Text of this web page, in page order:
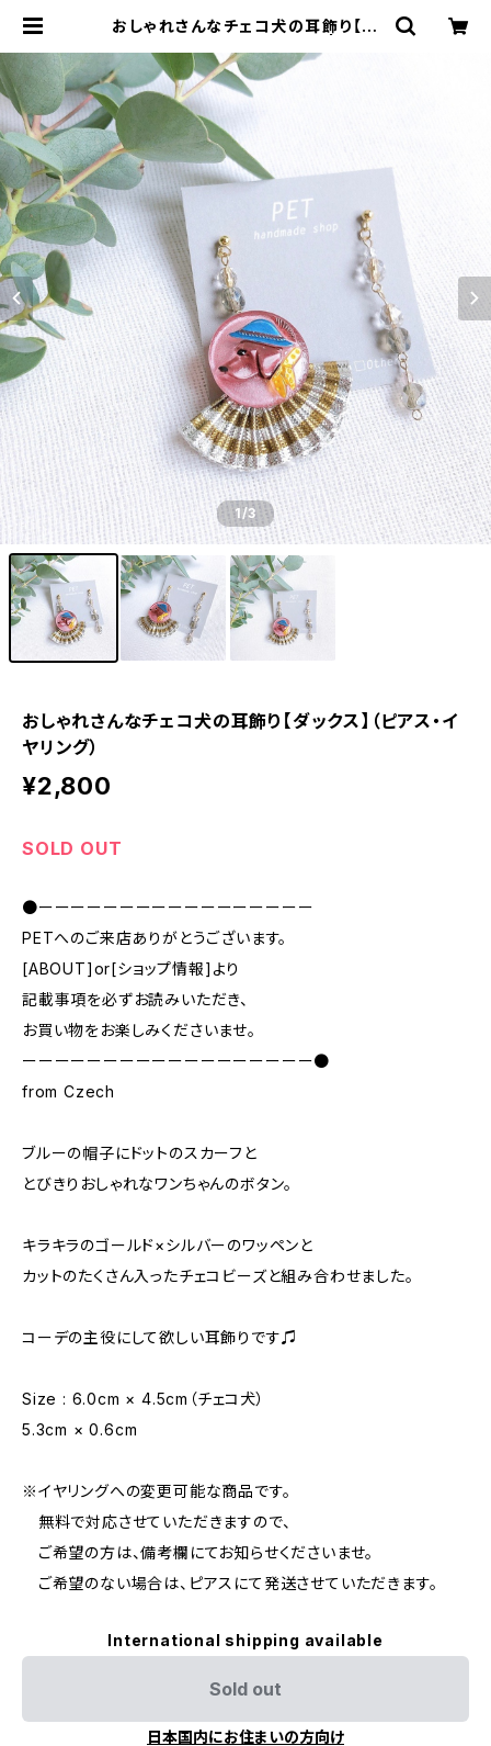
おしゃれさんなチェコ犬の耳飾り【ダ
インポートパーツ・ハンドメイドアクセ
サリー
1/3
おしゃれさんなチェコ犬の耳飾り【ダックス】（ピアス・イ
ヤリング）
¥2,800
SOLD OUT
●ーーーーーーーーーーーーーーーーー
PETへのご来店ありがとうございます。
[ABOUT]or[ショップ情報]より
記載事項を必ずお読みいただき、
お買い物をお楽しみくださいませ。
ーーーーーーーーーーーーーーーーーー●
from Czech
ブルーの帽子にドットのスカーフと
とびきりおしゃれなワンちゃんのボタン。
キラキラのゴールド×シルバーのワッペンと
カットのたくさん入ったチェコビーズと組み合わせました。
コーデの主役にして欲しい耳飾りです♫
Size : 6.0cm × 4.5cm（チェコ犬）
5.3cm × 0.6cm
※イヤリングへの変更可能な商品です。
無料で対応させていただきますので、
ご希望の方は、備考欄にてお知らせくださいませ。
ご希望のない場合は、ピアスにて発送させていただきます。
International shipping available
Sold out
日本国内にお住まいの方向け